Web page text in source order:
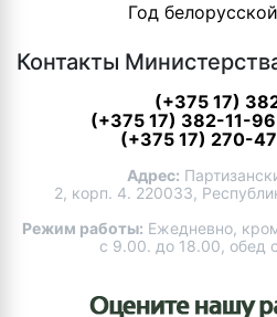
Год
Контакты
(+375 17)
(+375 17) 382-11-
(+375 17) 270-
Адрес:
2, корп. 4. 220033,
Режим работы: Ежедневно,
с 9.00. до 18.00, обед